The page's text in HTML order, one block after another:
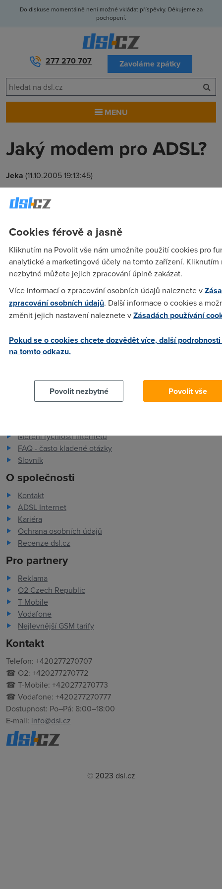
Do diskuse momentálně není možné vkládat příspěvky. Děkujeme za
pochopení.
277 270 707 Zavoláme zpátky
MENU
Jaký modem pro ADSL?
Jeka (11.10.2005 19:13:45)
mezi
nebo
ftp://ftp.zyxel.com/P650_series/document/
. nebo Úplně jinou značku?? Díky
xxx(11.10.2005 22:08:12)
Mam Zyxel Prestige 660R-63c - ADSL 2/2+ ether router +
Spliter, jsem spokojen ;-). Vzhledem k minimalnimu rozdilu v
Pro zákazníky
Měření rychlosti internetu
FAQ - často kladené otázky
Slovník
O společnosti
Kontakt
ADSL Internet
Kariéra
Ochrana osobních údajů
Recenze dsl.cz
Pro partnery
Reklama
O2 Czech Republic
T-Mobile
Vodafone
Nejlevnější GSM tarify
Kontakt
Telefon: +420277270707
☎ O2: +420277270772
☎ T-Mobile: +420277270773
☎ Vodafone: +420277270777
Dostupnost: Po–Pá: 8:00–18:00
E-mail: info@dsl.cz
© 2023 dsl.cz
Cookies férově a jasně
Kliknutím na Povolit vše nám umožníte použití cookies pro
analytické a marketingové účely na tomto zařízení. Kliknutím
nezbytné můžete jejich zpracování úplně zakázat.
Více informací o zpracování osobních údajů naleznete v
zpracování osobních údajů. Další informace o cookies a
změnit jejich nastavení naleznete vZásadách používání
Pokud se o cookies chcete dozvědět více, další
na tomto odkazu.
Povolit nezbytné Povolit vše